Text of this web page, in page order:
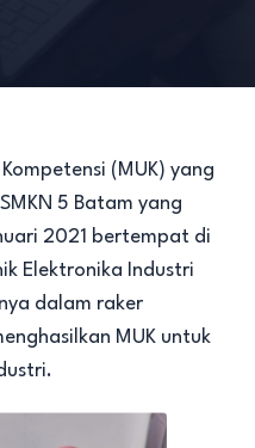
(MUK) yang
5 Batam yang
2021 bertempat di
Elektronika Industri
dalam raker
MUK untuk